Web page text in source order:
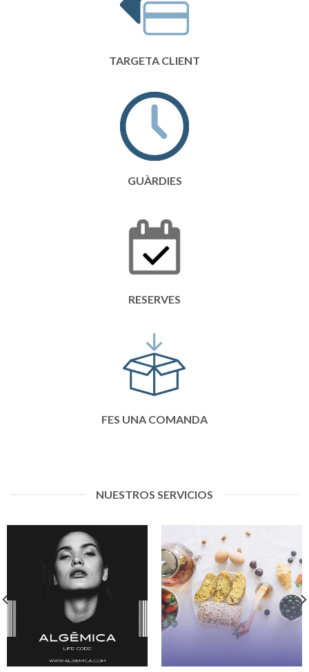
TARGETA CLIENT
GUÀRDIES
RESERVES
FES UNA COMANDA
NUESTROS SERVICIOS